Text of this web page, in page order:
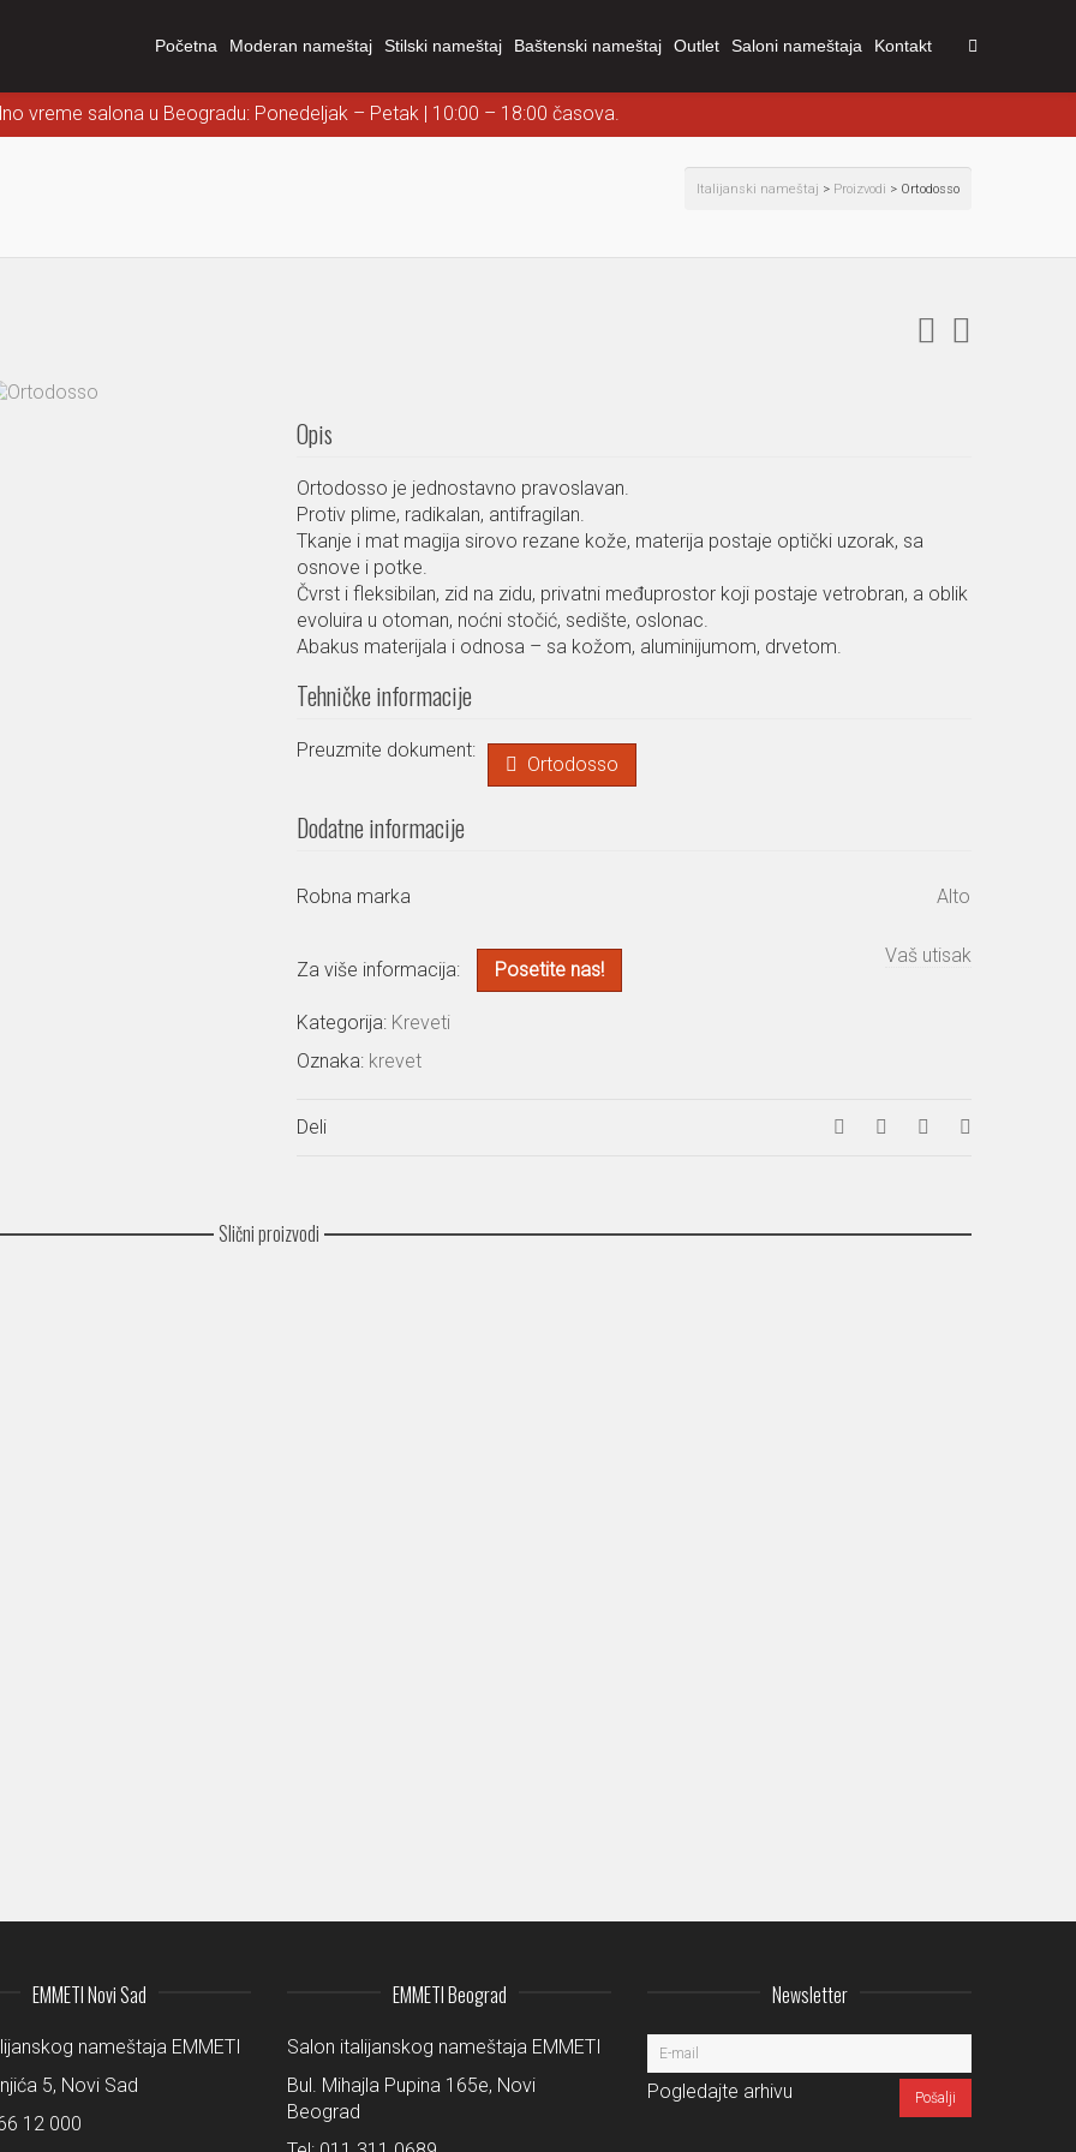
Početna Moderan nameštaj Stilski nameštaj Baštenski nameštaj Outlet Saloni nameštaja Kontakt
vreme salona u Beogradu: Ponedeljak – Petak | 10:00 – 18:00 časova.
Italijanski nameštaj > Proizvodi > Ortodosso
Opis
Ortodosso je jednostavno pravoslavan.
Protiv plime, radikalan, antifragilan.
Tkanje i mat magija sirovo rezane kože, materija postaje optički uzorak, sa
osnove i potke.
Čvrst i fleksibilan, zid na zidu, privatni međuprostor koji postaje vetrobran, a oblik
evoluira u otoman, noćni stočić, sedište, oslonac.
Abakus materijala i odnosa – sa kožom, aluminijumom, drvetom.
Tehničke informacije
Preuzmite dokument:
Ortodosso
Dodatne informacije
Robna marka Alto
Za više informacija: Posetite nas!
Vaš utisak
Kategorija: Kreveti
Oznaka: krevet
Deli
Slični proizvodi
EMMETI Novi Sad
nameštaja EMMETI
5, Novi Sad
12 000
EMMETI Beograd
Salon italijanskog nameštaja EMMETI
Bul. Mihajla Pupina 165e, Novi
Beograd
Newsletter
Pogledajte arhivu